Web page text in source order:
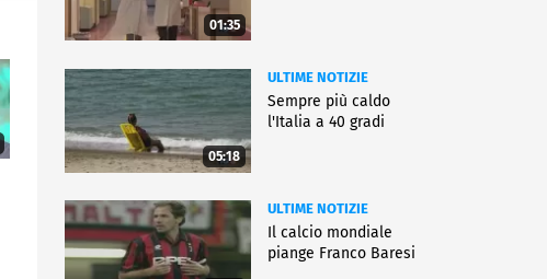
01:35
05:18
ULTIME NOTIZIE
Sempre più caldo
l'Italia a 40 gradi
ULTIME NOTIZIE
Il calcio mondiale
piange Franco Baresi